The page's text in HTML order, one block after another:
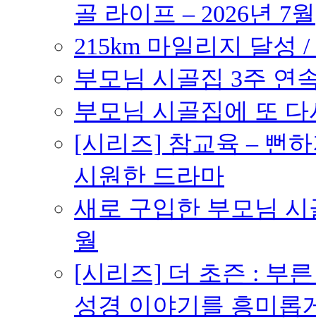
골 라이프 – 2026년 7월
215km 마일리지 달성
부모님 시골집 3주 연
부모님 시골집에 또
[시리즈] 참교육 – 뻔
시원한 드라마
새로 구입한 부모님 시
월
[시리즈] 더 초즌 : 부른
성경 이야기를 흥미롭